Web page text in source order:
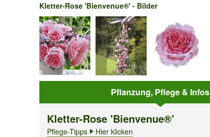
Kletter-Rose 'Bienvenue®' - Bilder
Pflanzung, Pflege & Infos
Kletter-Rose 'Bienvenue®'
Pflege-Tipps Hier klicken